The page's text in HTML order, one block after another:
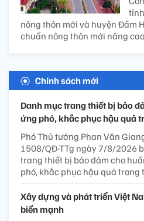
nông thôn mới và huyện Đầm
chuẩn nông thôn mới nâng
Chính sách mới
Danh mục trang thiết bị bảo
ứng phó, khắc phục hậu quả
Phó Thủ tướng Phan Văn
1508/QĐ-TTg ngày 7/8/2026
trang thiết bị bảo đảm cho
phó, khắc phục hậu quả
Xây dựng và phát triển Việt
biển mạnh